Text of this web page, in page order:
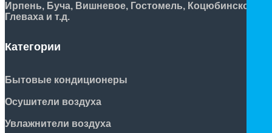
Ирпень, Буча, Вишневое, Гостомель, Коцюбинское,
Глеваха и т.д.
Категории
Бытовые кондиционеры
Осушители воздуха
Увлажнители воздуха